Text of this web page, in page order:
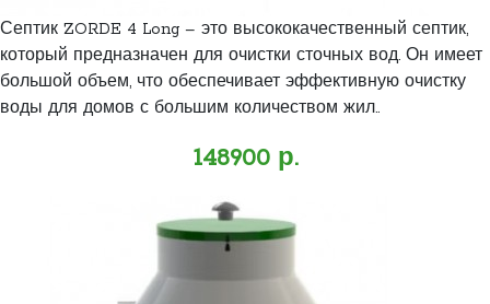
Септик ZORDE 4 Long – это высококачественный септик,
который предназначен для очистки сточных вод. Он имеет
большой объем, что обеспечивает эффективную очистку
воды для домов с большим количеством жил..
148900 р.